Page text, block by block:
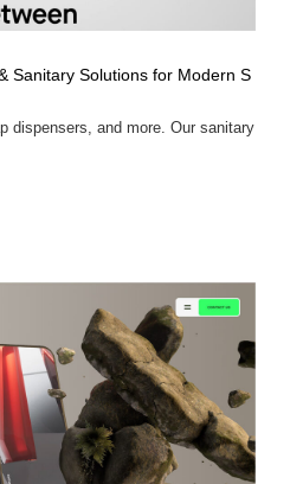
Sanitary Solutions for Modern S
dispensers, and more. Our sanitary